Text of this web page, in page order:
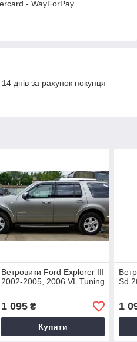
- WayForPay
днів за рахунок покупця
Ветровики Ford Explorer III
2002-2005, 2006 VL Tuning
1 095₴
Купити
Sd
1